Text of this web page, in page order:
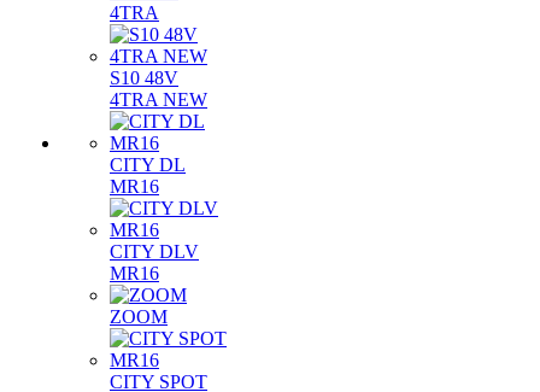
4TRA
S10 48V
4TRA NEW
CITY DL
MR16
CITY DLV
MR16
ZOOM
CITY SPOT